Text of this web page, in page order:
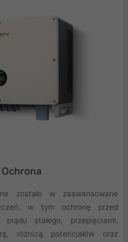
zostało w zaawansowane
w tym ochronę przed
stałego, przepięciami,
różnicą potencjałów oraz